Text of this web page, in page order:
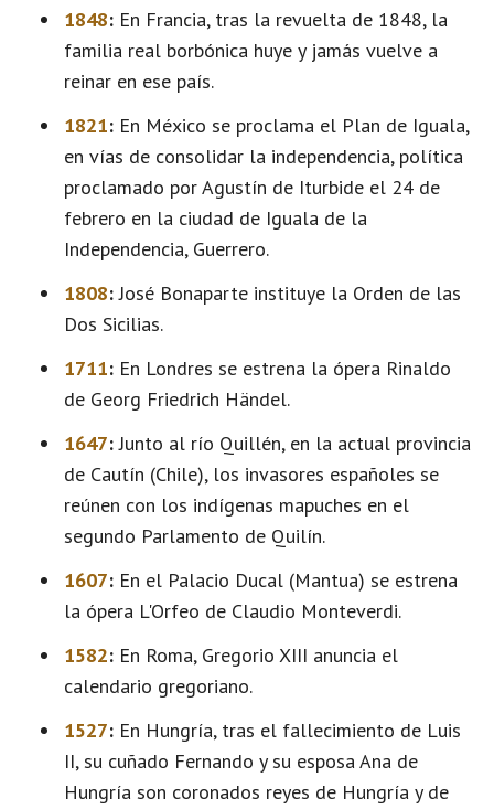
1848: En Francia, tras la revuelta de 1848, la
familia real borbónica huye y jamás vuelve a
reinar en ese país.
1821: En México se proclama el Plan de Iguala,
en vías de consolidar la independencia, política
proclamado por Agustín de Iturbide el 24 de
febrero en la ciudad de Iguala de la
Independencia, Guerrero.
1808:José Bonaparte instituye la Orden de las
Dos Sicilias.
1711: En Londres se estrena la ópera Rinaldo
de Georg Friedrich Händel.
1647:Junto al río Quillén, en la actual provincia
de Cautín (Chile), los invasores españoles se
reúnen con los indígenas mapuches en el
segundo Parlamento de Quilín.
1607: En el Palacio Ducal (Mantua) se estrena
la ópera L'Orfeo de Claudio Monteverdi.
1582: En Roma, Gregorio XIII anuncia el
calendario gregoriano.
1527: En Hungría, tras el fallecimiento de Luis
II, su cuñado Fernando y su esposa Ana de
Hungría son coronados reyes de Hungría y de